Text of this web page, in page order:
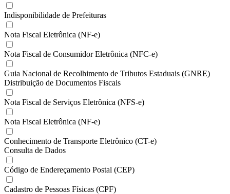
Indisponibilidade de Prefeituras
Nota Fiscal Eletrônica (NF-e)
Nota Fiscal de Consumidor Eletrônica (NFC-e)
Guia Nacional de Recolhimento de Tributos Estaduais (GNRE)
Distribuição de Documentos Fiscais
Nota Fiscal de Serviços Eletrônica (NFS-e)
Nota Fiscal Eletrônica (NF-e)
Conhecimento de Transporte Eletrônico (CT-e)
Consulta de Dados
Código de Endereçamento Postal (CEP)
Cadastro de Pessoas Físicas (CPF)